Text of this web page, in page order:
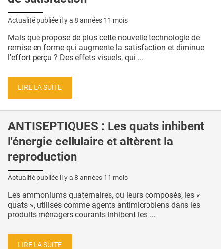
Actualité publiée il y a 8 années 11 mois
Mais que propose de plus cette nouvelle technologie de
remise en forme qui augmente la satisfaction et diminue
l'effort perçu ? Des effets visuels, qui ...
LIRE LA SUITE
ANTISEPTIQUES : Les quats inhibent
l'énergie cellulaire et altèrent la
reproduction
Actualité publiée il y a 8 années 11 mois
Les ammoniums quaternaires, ou leurs composés, les «
quats », utilisés comme agents antimicrobiens dans les
produits ménagers courants inhibent les ...
LIRE LA SUITE